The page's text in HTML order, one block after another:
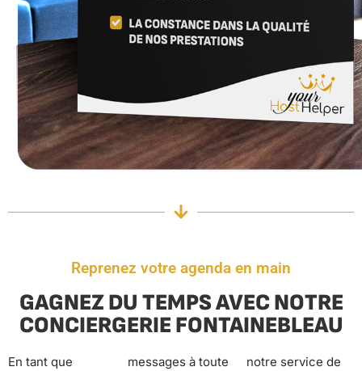
Reprenez votre agenda en main
GAGNEZ DU TEMPS AVEC NOTRE
CONCIERGERIE FONTAINEBLEAU
En tant que
messages à toute
notre service de